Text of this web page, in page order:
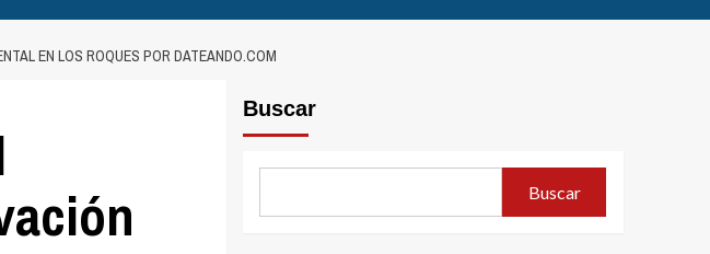
EN LOS ROQUES POR DATEANDO.COM
Buscar
Buscar